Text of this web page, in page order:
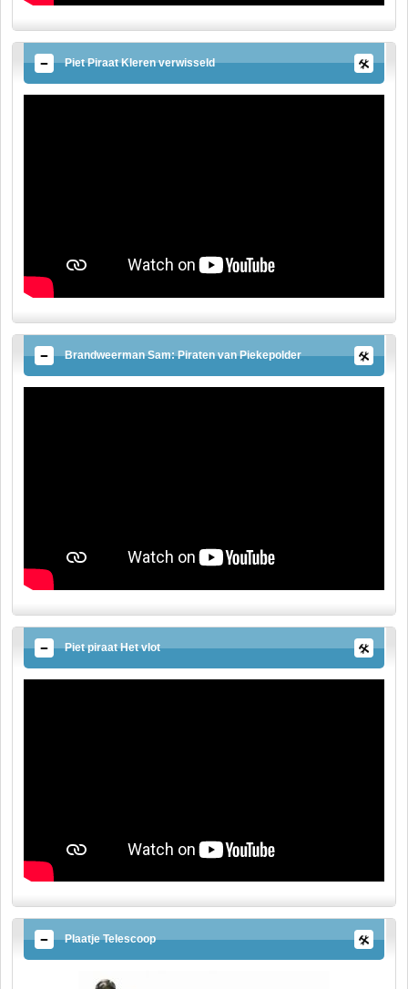
Piet Piraat Kleren verwisseld
Brandweerman Sam: Piraten van Piekepolder
Piet piraat Het vlot
Plaatje Telescoop